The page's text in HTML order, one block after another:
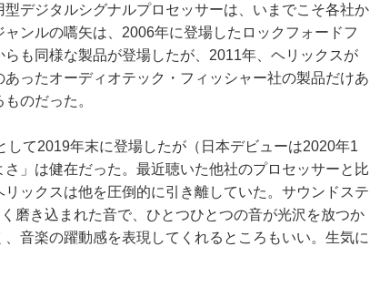
デジタルシグナルプロセッサーは、いまでこそ各社か
ンルの嚆矢は、2006年に登場したロックフォードフ
も同様な製品が登場したが、2011年、ヘリックスが
ったオーディオテック・フィッシャー社の製品だけあ
のだった。
て2019年末に登場したが（日本デビューは2020年1
」は健在だった。最近聴いた他社のプロセッサーと比
ックスは他を圧倒的に引き離していた。サウンドステ
磨き込まれた音で、ひとつひとつの音が光沢を放つか
音楽の躍動感を表現してくれるところもいい。生気に